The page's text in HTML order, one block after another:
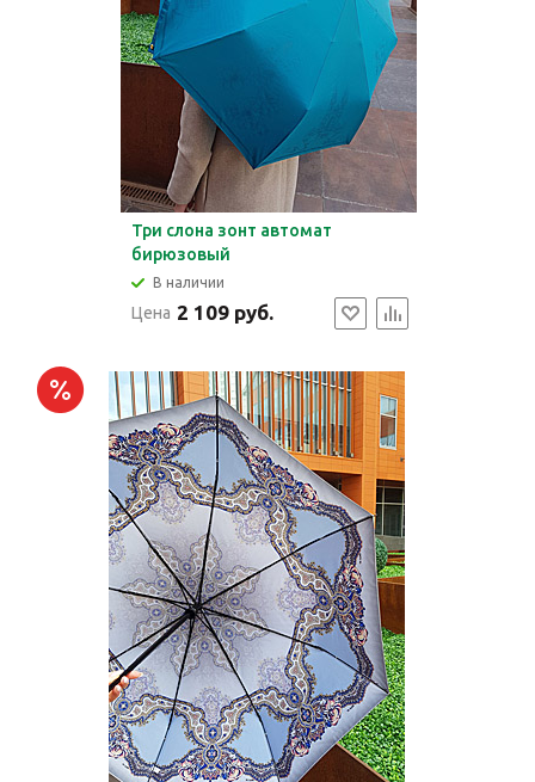
Три слона зонт автомат
бирюзовый
В наличии
Цена 2 109 руб.